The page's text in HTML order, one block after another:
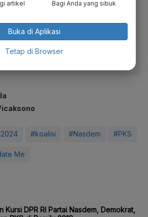
lewat aplikasi mobile.
membaca lebih nyaman dan nikmati
lewat aplikasi mobile Katadata.
#koalisi #Nasdem #PKS
Me
artikel Bagi Anda yang sibuk
Buka di Aplikasi
Tetap di Browser